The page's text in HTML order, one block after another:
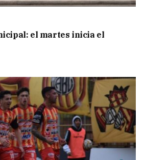
el martes inicia el